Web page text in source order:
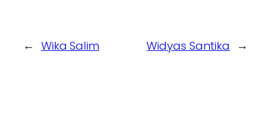
← Wika Salim Widyas Santika →